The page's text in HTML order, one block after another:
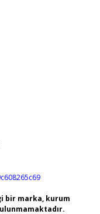
bir marka, kurum